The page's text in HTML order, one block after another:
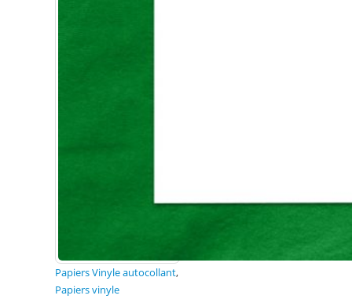
Papiers Vinyle autocollant,
Papiers vinyle